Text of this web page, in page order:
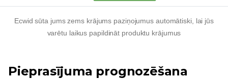
Ecwid sūta jumszems krājums paziņojumus automātiski, lai jūs
varētu laikus papildināt produktu krājumus
Pieprasījuma prognozēšana